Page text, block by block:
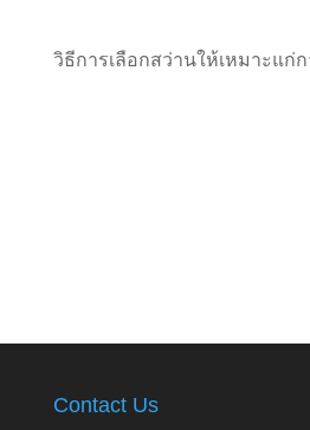
วิธีการเลือกสว่านให้เหมาะแก่
Contact Us